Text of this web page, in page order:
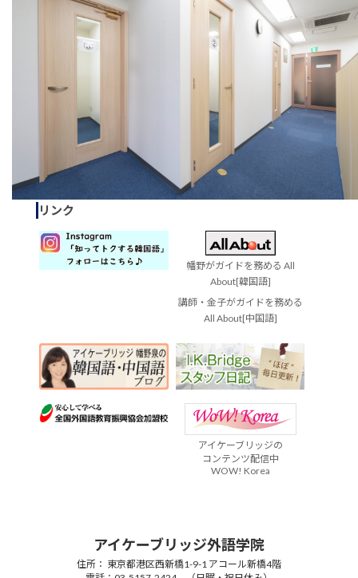
リンク
幡野がガイドを務める All
About[韓国語]
講師・金子がガイドを務める
All About[中国語]
アイケーブリッジの
コンテンツ配信中
WOW! Korea
アイケーブリッジ外語学院
住所： 東京都港区西新橋1-9-1 アコール新橋4階